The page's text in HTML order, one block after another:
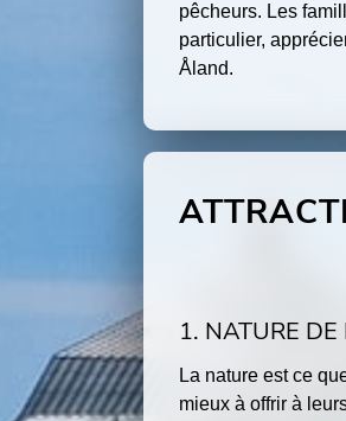
pêcheurs. Les
particulier,
Åland.
1. NATURE
La nature est ce
mieux à offrir à